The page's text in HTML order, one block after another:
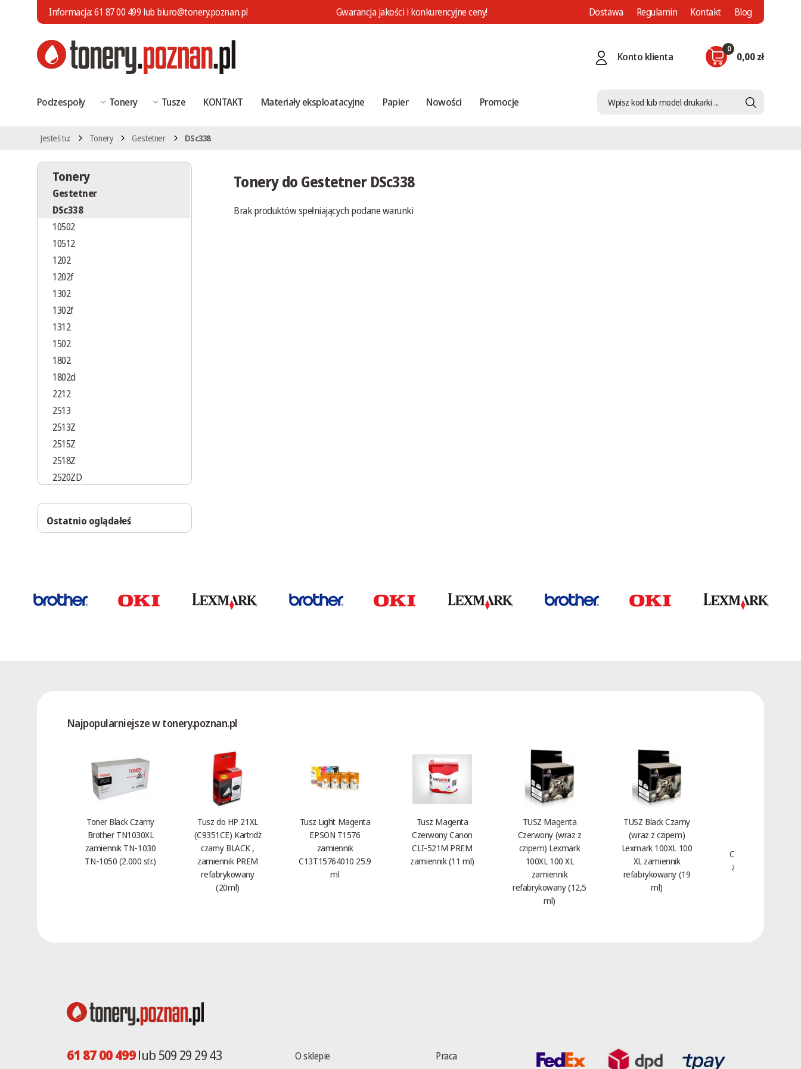
Informacja:61 87 00 499 lub biuro@tonery.poznan.pl Gwarancja jakości i konkurencyjne ceny! Dostawa Regulamin Kontakt Blog
Konto klienta
0
0,00 zł
Podzespoły Tonery Tusze KONTAKT Materiały eksploatacyjne Papier Nowości Promocje
Jesteś tu: Tonery Gestetner DSc338
Tonery do Gestetner DSc338
Brak produktów spełniających podane warunki
Tonery
Gestetner
10502
10512
1202
1202f
1302
1302f
1312
1502
1802
1802d
2212
2513
2513Z
2515Z
2518Z
2520ZD
2527ZD
2543ZD
25A0
2680RDH
2703
DSc338
Ostatnio oglądałeś
Najpopularniejsze w tonery.poznan.pl
Toner Black Czarny
Brother TN1030XL
zamiennik TN-1030
TN-1050 (2.000 str.)
Tusz do HP 21XL
(C9351CE) Kartridż
czarny BLACK ,
zamiennik PREM
refabrykowany
(20ml)
Tusz Light Magenta
EPSON T1576
zamiennik
C13T15764010 25.9
ml
Tusz Magenta
Czerwony Canon
CLI-521M PREM
zamiennik (11 ml)
TUSZ Magenta
Czerwony (wraz z
czipem) Lexmark
100XL 100 XL
zamiennik
refabrykowany (12,5
ml)
TUSZ Black Czarny
(wraz z czipem)
Lexmark 100XL 100
XL zamiennik
refabrykowany (19
ml)
Czerwony HP 312A
zamiennik CF383A
61 87 00 499lub 509 29 29 43
O sklepie
Praca